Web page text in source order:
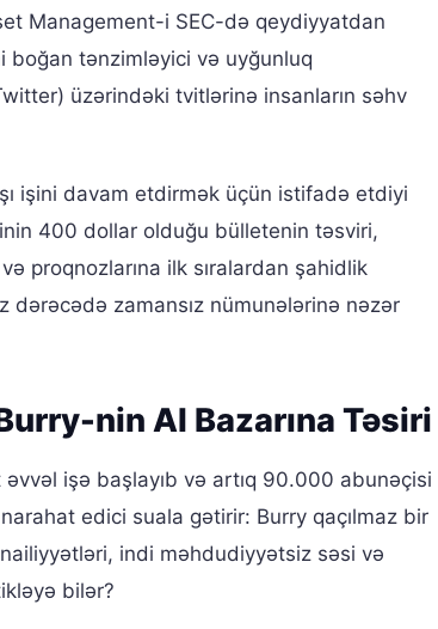
Management-i SEC-də qeydiyyatdan
boğan tənzimləyici və uyğunluq
üzərindəki tvitlərinə insanların səhv
işini davam etdirmək üçün istifadə etdiyi
400 dollar olduğu bülletenin təsviri,
proqnozlarına ilk sıralardan şahidlik
zamansız nümunələrinə nəzər
nin AI Bazarına Təsiri
işə başlayıb və artıq 90.000 abunəçisi
edici suala gətirir: Burry qaçılmaz bir
indi məhdudiyyətsiz səsi və
bilər?